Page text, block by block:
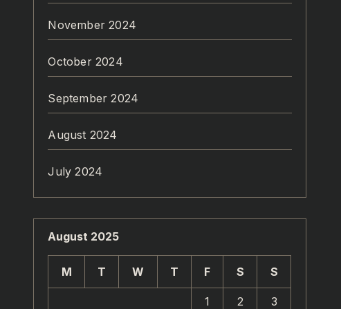
November 2024
October 2024
September 2024
August 2024
July 2024
August 2025
M T W T F S S
1 2
3